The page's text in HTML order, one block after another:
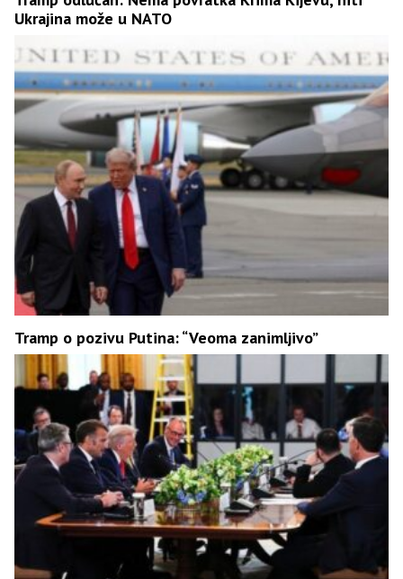
Ukrajina može u NATO
Tramp o pozivu Putina: “Veoma zanimljivo”